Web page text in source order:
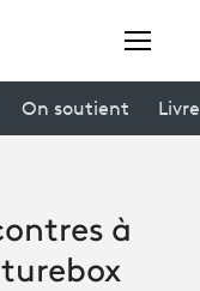
On soutient
à